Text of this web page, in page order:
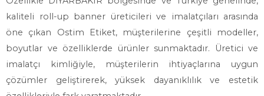
kaliteli roll-up banner üreticileri ve imalatçıları arasında
öne çıkan Ostim Etiket, müşterilerine çeşitli modeller,
boyutlar ve özelliklerde ürünler sunmaktadır. Üretici ve
imalatçı kimliğiyle, müşterilerin ihtiyaçlarına uygun
çözümler geliştirerek, yüksek dayanıklılık ve estetik